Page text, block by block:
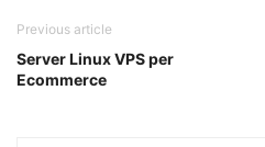
Previous article
Server Linux VPS per
Ecommerce